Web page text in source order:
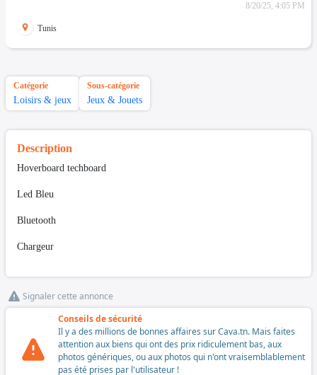
8/20/25, 4:05 PM
Tunis
Catégorie
Loisirs & jeux
Sous-catégorie
Jeux & Jouets
Description
Hoverboard techboard
Led Bleu
Bluetooth
Chargeur
Signaler cette annonce
Conseils de sécurité
Il y a des millions de bonnes affaires sur Cava.tn. Mais faites
attention aux biens qui ont des prix ridiculement bas, aux
photos génériques, ou aux photos qui n'ont vraisemblablement
pas été prises par l'utilisateur !